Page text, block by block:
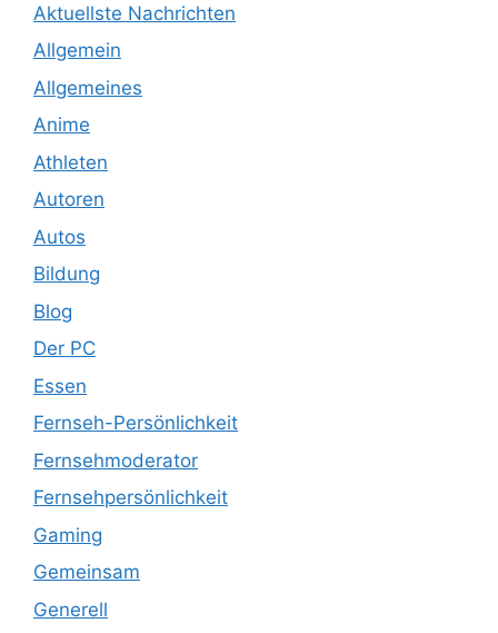
Aktuellste Nachrichten
Allgemein
Allgemeines
Anime
Athleten
Autoren
Autos
Bildung
Blog
Der PC
Essen
Fernseh-Persönlichkeit
Fernsehmoderator
Fernsehpersönlichkeit
Gaming
Gemeinsam
Generell